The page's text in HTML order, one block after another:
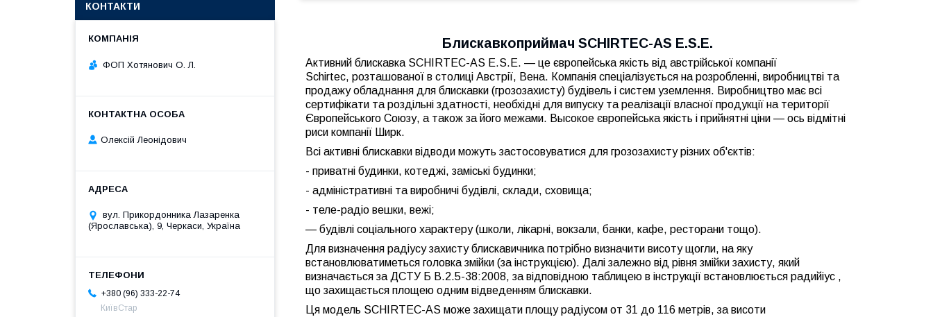
Блискавкоприймач SCHIRTEC-AS E.S.E.
Активний блискавка SCHIRTEC-AS E.S.E. — це європейська якість від австрійської компанії
Schirtec, розташованої в столиці Австрії, Вена. Компанія спеціалізується на розробленні, виробництві та
продажу обладнання для блискавки (грозозахисту) будівель і систем уземлення. Виробництво має всі
сертифікати та роздільні здатності, необхідні для випуску та реалізації власної продукції на території
Європейського Союзу, а також за його межами. Высокое європейська якість і прийнятні ціни — ось відмітні
риси компанії Ширк.
Всі активні блискавки відводи можуть застосовуватися для грозозахисту різних об'єктів:
- приватні будинки, котеджі, заміські будинки;
- адміністративні та виробничі будівлі, склади, сховища;
- теле-радіо вешки, вежі;
— будівлі соціального характеру (школи, лікарні, вокзали, банки, кафе, ресторани тощо).
Для визначення радіусу захисту блискавичника потрібно визначити висоту щогли, на яку
встановлюватиметься головка змійки (за інструкцією). Далі залежно від рівня змійки захисту, який
визначається за ДСTУ Б В.2.5-38:2008, за відповідною таблицею в інструкції встановлюється радийіус ,
що захищається площею одним відведенням блискавки.
Ця модель SCHIRTEC-AS може захищати площу радіусом от 31 до 116 метрів, за висоти
КОНТАКТИ
ФОП Хотянович О. Л.
Олексій Леонідович
вул. Прикордонника Лазаренка
(Ярославська), 9, Черкаси, Україна
+380 (96) 333-22-74
КиївСтар